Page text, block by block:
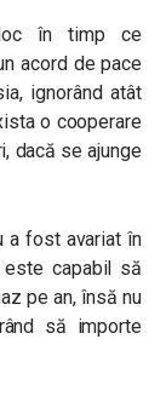
în timp ce
acord de pace
ignorând atât
o cooperare
dacă se ajunge
a fost avariat în
capabil să
pe an, însă nu
să importe